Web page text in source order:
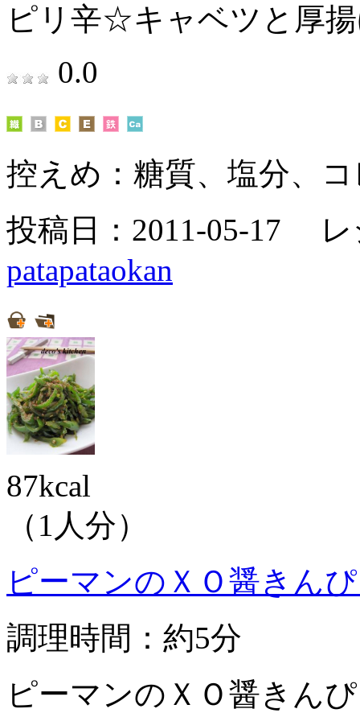
ピリ辛☆キャベツと厚
0.0
控えめ： 糖質、塩分、
投稿日：2011-05-17
patapataokan
87kcal
（1人分）
ピーマンのＸＯ醤きん
調理時間：約5分
ピーマンのＸＯ醤きん